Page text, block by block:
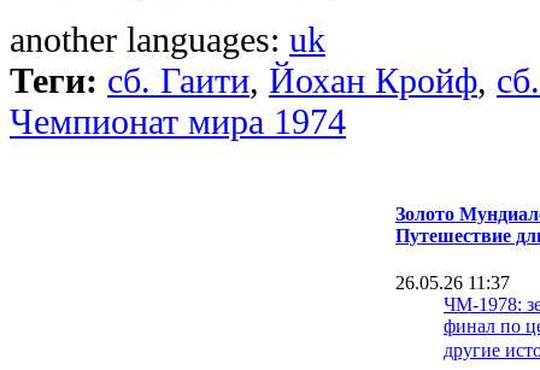
another languages: uk
Теги: сб. Гаити, Йохан Кройф,
Чемпионат мира 1974
Золото
Путешествие
26.05.26 11:37
ЧМ-1978:
финал по
другие